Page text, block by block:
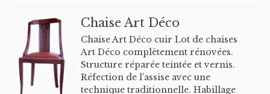
Chaise Art Déco
Chaise Art Déco cuir Lot de chaises
Art Déco complètement rénovées.
Structure réparée teintée et vernis.
Réfection de l’assise avec une
technique traditionnelle. Habillage